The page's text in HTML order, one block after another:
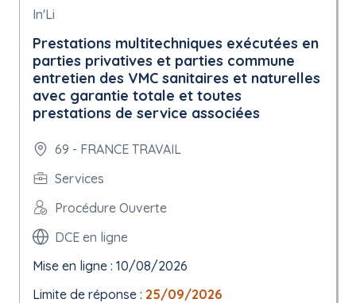
In'Li
Prestations multi­techniques exécutées en
parties privatives et parties commune
entretien des VMC sanitaires et naturelles
avec garantie totale et toutes
prestations de service associées
69 - FRANCE TRAVAIL
Services
Procédure Ouverte
DCE en ligne
Mise en ligne : 10/08/2026
Limite de réponse : 25/09/2026